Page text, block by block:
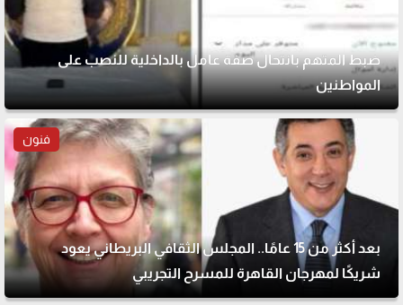
ضبط المتهم بانتحال صفة عامل بالداخلية للنصب على
المواطنين
فنون
بعد أكثر من 15 عامًا.. المجلس الثقافي البريطاني يعود
شريكًا لمهرجان القاهرة للمسرح التجريبي